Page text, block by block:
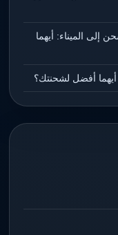
إلى الميناء: أيهما
أفضل لشحنتك؟